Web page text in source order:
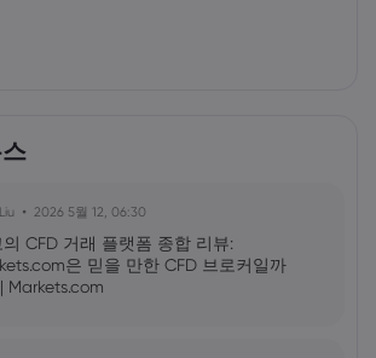
2026 5월 12, 06:30
의 CFD 거래 플랫폼 종합 리뷰:
은 믿을 만한 CFD 브로커일까
Markets.com